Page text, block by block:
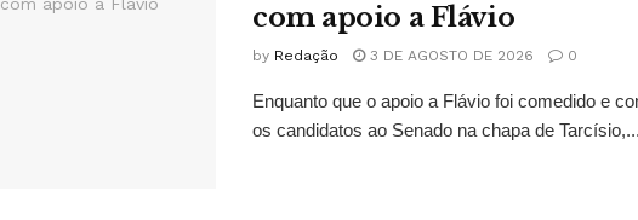
com apoio a Flávio
by Redação 3 DE AGOSTO DE 2026 0
Enquanto que o apoio a Flávio foi comedido e
os candidatos ao Senado na chapa de